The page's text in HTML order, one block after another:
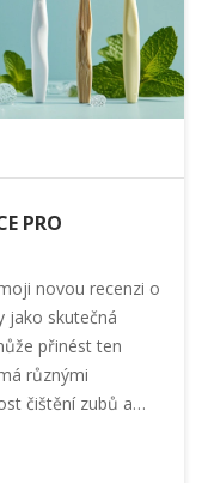
PRO
novou recenzi o
jako skutečná
přinést ten
různými
čištění zubů a
se snažíte o
kartáčky?